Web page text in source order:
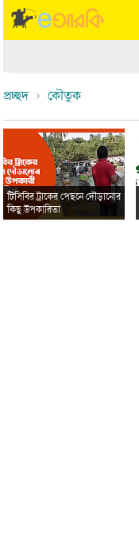
প্রচ্ছদ কৌতুক
টিসিবির ট্রাকের পেছনে দৌড়ানোর
কিছু উপকারিতা